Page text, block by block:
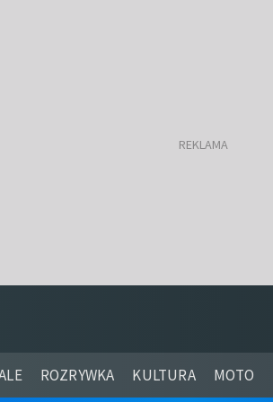
ROZRYWKA KULTURA MOTO